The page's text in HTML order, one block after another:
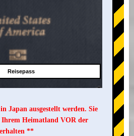
Reisepass
Japan ausgestellt werden. Sie
Ihrem Heimatland VOR der
**